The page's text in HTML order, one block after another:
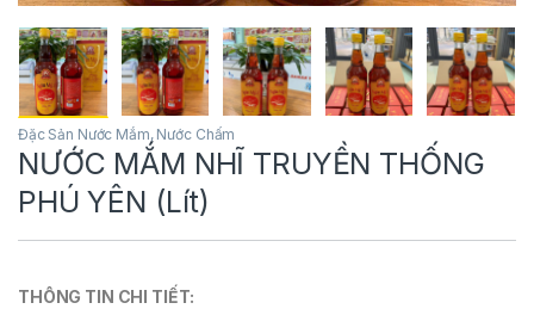
Đặc Sản Nước Mắm, Nước Chấm
NƯỚC MẮM NHĨ TRUYỀN THỐNG
PHÚ YÊN (Lít)
THÔNG TIN CHI TIẾT: